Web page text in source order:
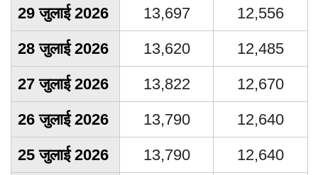
29 जुलाई 2026
13,697
12,556
28 जुलाई 2026
13,620
12,485
27 जुलाई 2026
13,822
12,670
26 जुलाई 2026
13,790
12,640
25 जुलाई 2026
13,790
12,640